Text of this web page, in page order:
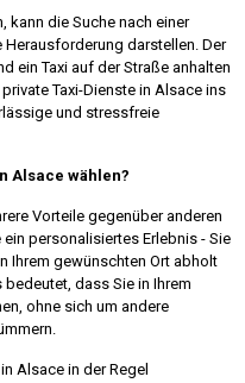
kann die Suche nach einer
darstellen. Der
ein Taxi auf der Straße anhalten
Taxi-Dienste in Alsace ins
und stressfreie
Alsace wählen?
Vorteile gegenüber anderen
personalisiertes Erlebnis - Sie
Ihrem gewünschten Ort abholt
dass Sie in Ihrem
ohne sich um andere
Alsace in der Regel